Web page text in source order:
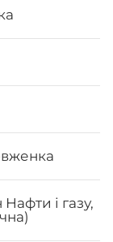
і газу,
рол 🌶️,